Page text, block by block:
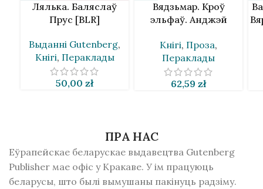
Лялька. Баляслаў
Прус [BLR]
Выданнi Gutenberg,
Кнігі, Пераклады
50,00 zł
Вядзьмар. Кроў
эльфаў. Анджэй
Кнігі, Проза,
Пераклады
62,59 zł
ПРА НАС
Еўрапейскае беларускае выдавецтва Gutenberg
Publisher мае офіс у Кракаве. У ім працуюць
беларусы, што былі вымушаны пакінуць радзiму.